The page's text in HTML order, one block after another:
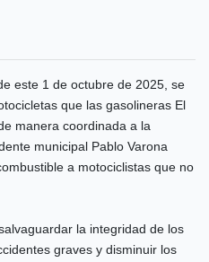
este 1 de octubre de 2025, se
que las gasolineras El
manera coordinada a la
municipal Pablo Varona
a motociclistas que no
la integridad de los
graves y disminuir los